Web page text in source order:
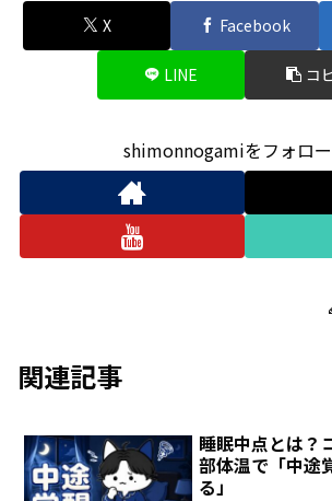
X Facebook
LINE コ
shimonnogamiをフォロ
関連記事
睡眠中点とは？
部体温で「中途
る」